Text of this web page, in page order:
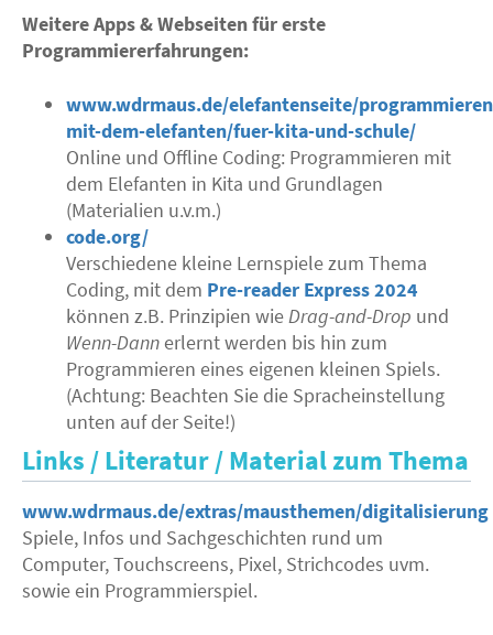
Weitere Apps & Webseiten für erste
Programmiererfahrungen:
www.wdrmaus.de/elefantenseite/
mit-dem-elefanten/fuer-kita-und-schule/
Online und Offline Coding: Programmieren mit
dem Elefanten in Kita und Grundlagen
(Materialien u.v.m.)
code.org/
Verschiedene kleine Lernspiele zum Thema
Coding, mit dem Pre-reader Express 2024
können z.B. Prinzipien wieDrag-and-Drop und
Wenn-Dannerlernt werden bis hin zum
Programmieren eines eigenen kleinen Spiels.
(Achtung: Beachten Sie die Spracheinstellung
unten auf der Seite!)
Links / Literatur / Material zum Thema
www.wdrmaus.de/extras/mausthemen/digitalisierung
Spiele, Infos und Sachgeschichten rund um
Computer, Touchscreens, Pixel, Strichcodes uvm.
sowie ein Programmierspiel.